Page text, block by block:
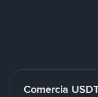
Comercia